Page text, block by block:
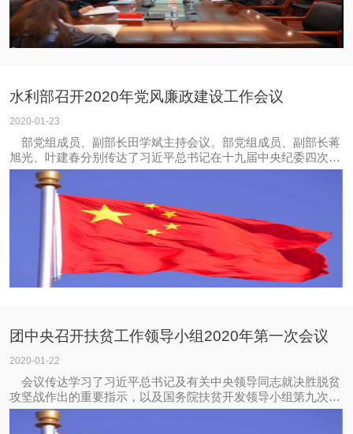
水利部召开2020年党风廉政建设工作会议
2020-01-23
部党组成员、副部长田学斌主持会议。部党组成员、副部长蒋
旭光、叶建春分别传达了习近平总书记在十九届中央纪委四次全
会上的重要讲话精神和赵乐际同志的工作报告精神。部党组成
员、驻部纪检监察组组长田野对学习贯彻全会精神、抓好2020年
水利纪检工作作出安排部署。副部长陆
团中央召开扶贫工作领导小组2020年第一次会议
2020-01-22
会议传达学习了习近平总书记及有关中央领导同志就决胜脱贫
攻坚战作出的重要指示，以及国务院扶贫开发领导小组第九次会
议、全国扶贫开发工作会议对2020年扶贫工作的部署，强调要按
照习近平总书记关于扶贫工作的重要论述精神，进一步提高政治